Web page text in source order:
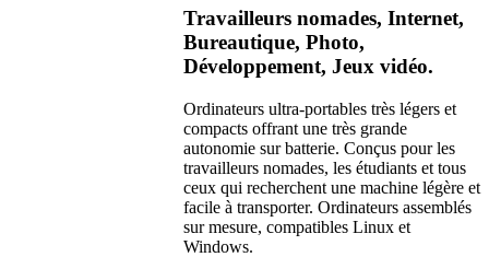
Travailleurs nomades, Internet,
Bureautique, Photo,
Développement, Jeux vidéo.
Ordinateurs ultra-portables très légers et
compacts offrant une très grande
autonomie sur batterie. Conçus pour les
travailleurs nomades, les étudiants et tous
ceux qui recherchent une machine légère et
facile à transporter. Ordinateurs assemblés
sur mesure, compatibles Linux et
Windows.